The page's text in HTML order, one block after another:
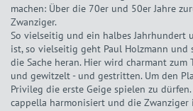
machen: Über die 70er und 50er Jahre
Zwanziger.
So vielseitig und ein halbes Jahrhundert
ist, so vielseitig geht Paul Holzmann und
die Sache heran. Hier wird charmant zum
und gewitzelt - und gestritten. Um den
Privileg die erste Geige spielen zu
cappella harmonisiert und die Zwanziger